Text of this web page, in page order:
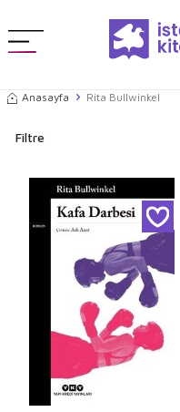
Anasayfa Rita Bullwinkel
Filtre